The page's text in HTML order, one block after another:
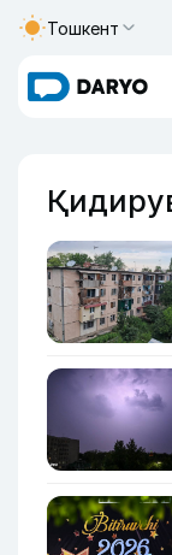
Тошкент